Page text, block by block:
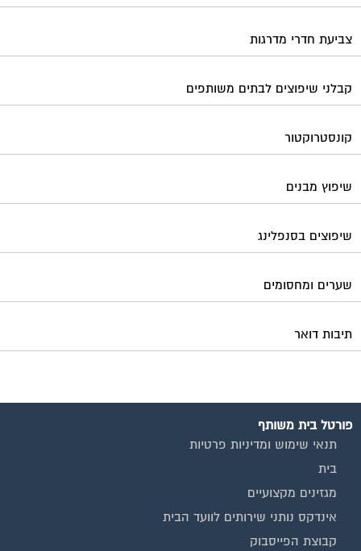
צביעת חדרי מדרגות
קבלני שיפוצים לבתים משותפים
קונסטרוקטור
שיפוץ מבנים
שיפוצים בסנפלינג
שערים ומחסומים
תיבות דואר
פורטל בית משותף
תנאי שימוש ומדיניות פרטיות
בית
מגזינים מקצועיים
אינדקס נותני שירותים לוועד הבית
קבוצת הפייסבוק